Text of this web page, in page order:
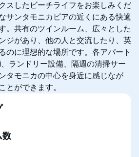
スしたビーチライフをお楽しみくだ
サンタモニカピアの近くにある快適
。共有のツインルーム、広々とした
ジがあり、他の人と交流したり、英
のに理想的な場所です。各アパート
ランドリー設備、隔週の清掃サー
タモニカの中心を身近に感じなが
とができます。
数